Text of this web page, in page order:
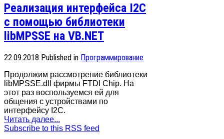
Реализация интерфейса I2C
с помощью библиотеки
libMPSSE на VB.NET
22.09.2018 Published in Программирование
Продолжим рассмотрение библиотеки
libMPSSE.dll фирмы FTDI Chip. На
этот раз воспользуемся ей для
общения с устройствами по
интерфейсу I2C.
Читать далее...
Subscribe to this RSS feed